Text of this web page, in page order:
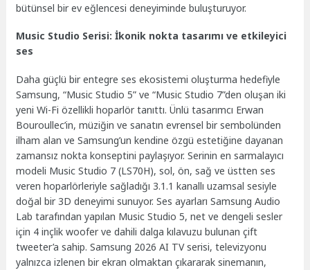
bütünsel bir ev eğlencesi deneyiminde buluşturuyor.
Music Studio Serisi: İkonik nokta tasarımı ve etkileyici
ses
Daha güçlü bir entegre ses ekosistemi oluşturma hedefiyle
Samsung, “Music Studio 5” ve “Music Studio 7”den oluşan iki
yeni Wi-Fi özellikli hoparlör tanıttı. Ünlü tasarımcı Erwan
Bouroullec’in, müziğin ve sanatın evrensel bir sembolünden
ilham alan ve Samsung’un kendine özgü estetiğine dayanan
zamansız nokta konseptini paylaşıyor. Serinin en sarmalayıcı
modeli Music Studio 7 (LS70H), sol, ön, sağ ve üstten ses
veren hoparlörleriyle sağladığı 3.1.1 kanallı uzamsal sesiyle
doğal bir 3D deneyimi sunuyor. Ses ayarları Samsung Audio
Lab tarafından yapılan Music Studio 5, net ve dengeli sesler
için 4 inçlik woofer ve dahili dalga kılavuzu bulunan çift
tweeter’a sahip. Samsung 2026 AI TV serisi, televizyonu
yalnızca izlenen bir ekran olmaktan çıkararak sinemanın,